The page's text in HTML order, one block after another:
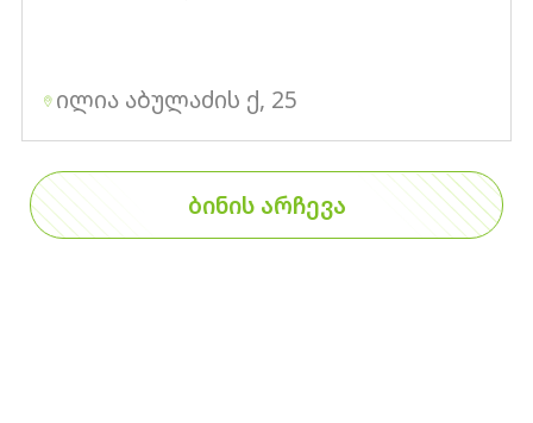
ᲑᲘᲜᲘᲡ ᲐᲠᲩᲔᲕᲐ
ილია აბულაძის ქ, 25